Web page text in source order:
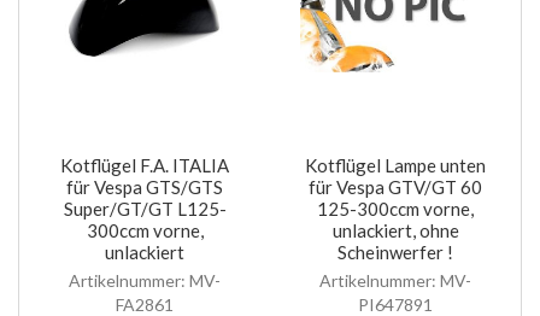
Kotflügel F.A. ITALIA
für Vespa GTS/GTS
Super/GT/GT L125-
300ccm vorne,
unlackiert
Artikelnummer: MV-
FA2861
Kotflügel Lampe unten
für Vespa GTV/GT 60
125-300ccm vorne,
unlackiert, ohne
Scheinwerfer !
Artikelnummer: MV-
PI647891